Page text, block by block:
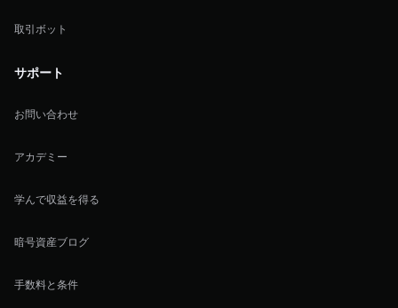
取引ボット
サポート
お問い合わせ
アカデミー
学んで収益を得る
暗号資産ブログ
手数料と条件